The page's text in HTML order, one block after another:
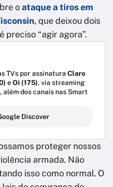
oataque a tiros em
, que deixou dois
preciso “agir agora”.
TVs por assinatura Claro
eOi (175), via streaming
, além dos canais nas Smart
Discover
proteger nossos
armada. Não
isso como normal. O